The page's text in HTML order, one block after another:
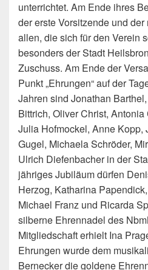
unterrichtet. Am Ende ihres
der erste Vorsitzende und
allen, die sich für den Verein
besonders der Stadt
Zuschuss. Am Ende der
Punkt „Ehrungen“ auf der
Jahren sind Jonathan
Bittrich, Oliver Christ,
Julia Hofmockel, Anne Kopp,
Gugel, Michaela Schröder,
Ulrich Diefenbacher in der
jähriges Jubiläum dürfen
Herzog, Katharina
Michael Franz und Ricarda
silberne Ehrennadel des
Mitgliedschaft erhielt Ina
Ehrungen wurde dem
Bernecker die goldene